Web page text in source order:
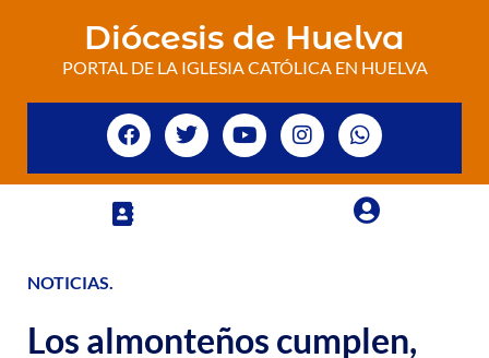
Diócesis de Huelva
PORTAL DE LA IGLESIA CATÓLICA EN HUELVA
NOTICIAS.
Los almonteños cumplen,